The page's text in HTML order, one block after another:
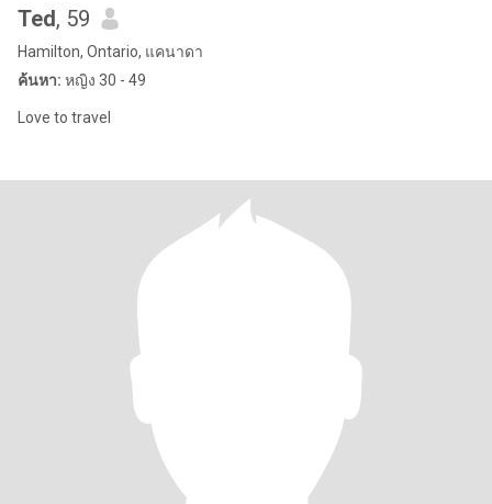
Ted, 59
Hamilton, Ontario, แคนาดา
ค้นหา: หญิง 30 - 49
Love to travel